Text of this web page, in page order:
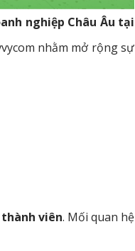
nghiệp Châu Âu tại
nhằm mở rộng sự
thành viên. Mối quan hệ